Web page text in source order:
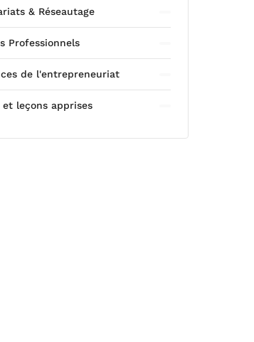
& Réseautage
Professionnels
de l'entrepreneuriat
et leçons apprises